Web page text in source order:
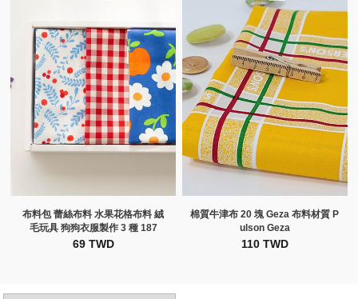
布料包 蕾絲布料 水果花格布料 絨
毛玩具 狗狗衣服製作 3 種 187
69 TWD
棉質牛津布 20 塊 Geza 布料材質 P
ulson Geza
110 TWD